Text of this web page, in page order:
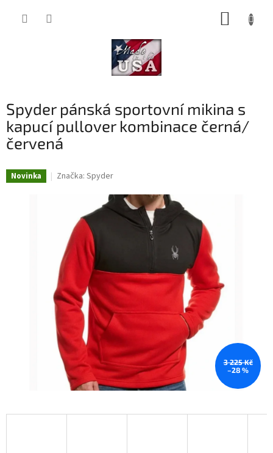
Spyder pánská sportovní mikina s
kapucí pullover kombinace černá/
červená
Novinka Značka: Spyder
3 225 Kč
–28 %